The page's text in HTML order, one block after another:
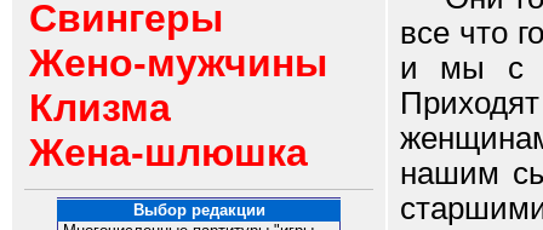
Свингеры
Жено-мужчины
Клизма
Жена-шлюшка
Выбор редакции
все что
и мы с
нашим